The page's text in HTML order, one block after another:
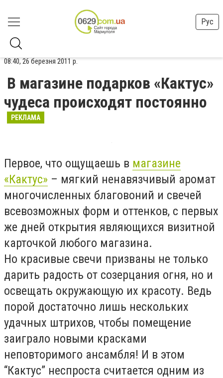
Рус
08:40, 26 березня 2011 р.
В магазине подарков «Кактус»
чудеса происходят постоянно
РЕКЛАМА
Первое, что ощущаешь в магазине
«Кактус» – мягкий ненавязчивый аромат
многочисленных благовоний и свечей
всевозможных форм и оттенков, с первых
же дней открытия являющихся визитной
карточкой любого магазина.
Но красивые свечи призваны не только
дарить радость от созерцания огня, но и
освещать окружающую их красоту. Ведь
порой достаточно лишь нескольких
удачных штрихов, чтобы помещение
заиграло новыми красками
неповторимого ансамбля! И в этом
“Кактус” неспроста считается одним из